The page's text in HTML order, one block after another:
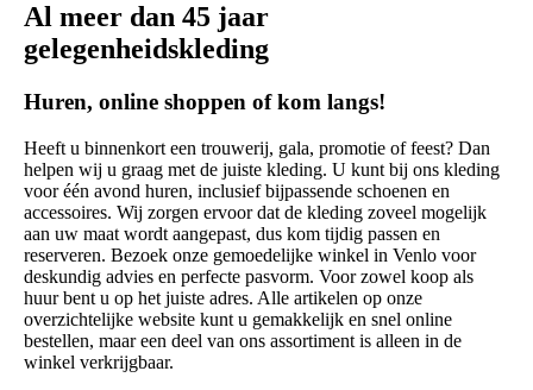
Al meer dan 45 jaar
gelegenheidskleding
Huren, online shoppen of kom langs!
Heeft u binnenkort een trouwerij, gala, promotie of feest? Dan
helpen wij u graag met de juiste kleding. U kunt bij ons kleding
voor één avond huren, inclusief bijpassende schoenen en
accessoires. Wij zorgen ervoor dat de kleding zoveel mogelijk
aan uw maat wordt aangepast, dus kom tijdig passen en
reserveren. Bezoek onze gemoedelijke winkel in Venlo voor
deskundig advies en perfecte pasvorm. Voor zowel koop als
huur bent u op het juiste adres. Alle artikelen op onze
overzichtelijke website kunt u gemakkelijk en snel online
bestellen, maar een deel van ons assortiment is alleen in de
winkel verkrijgbaar.